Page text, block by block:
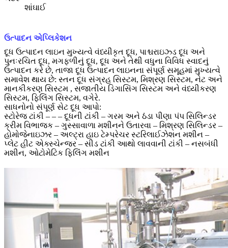
શાંઘાઈ
ઉત્પાદન એપ્લિકેશન
દૂધ ઉત્પાદન લાઇન મુખ્યત્વે વંધ્યીકૃત દૂધ, પાશ્ચરાઇઝ્ડ દૂધ અને
પુનઃરચિત દૂધ, મગફળીનું દૂધ, દૂધ અને તેથી વધુના વિવિધ સ્વાદનું
ઉત્પાદન કરે છે, તાજા દૂધ ઉત્પાદન લાઇનના સંપૂર્ણ સમૂહમાં મુખ્યત્વે
સમાવેશ થાય છે: સ્તન દૂધ સંગ્રહ સિસ્ટમ, મિશ્રણ સિસ્ટમ, નેટ અને
માનકીકરણ સિસ્ટમ , સજાતીય ડિગાસિંગ સિસ્ટમ અને વંધ્યીકરણ
સિસ્ટમ, ફિલિંગ સિસ્ટમ, વગેરે.
સાધનોનો સંપૂર્ણ સેટ દૂધ આપો:
સ્ટોરેજ ટાંકી – – – દૂધની ટાંકી – ગરમ અને ઠંડા પીણા પંપ સિલિન્ડર
ક્રીમ વિભાજક – ગુસ્સાવાળા મશીનને ઉતારવા – મિશ્રણ સિલિન્ડર –
હોમોજેનાઇઝર – અલ્ટ્રા હાઇ ટેમ્પરેચર સ્ટરિલાઈઝેશન મશીન –
પ્લેટ હીટ એક્સ્ચેન્જર – સીડ ટાંકી આથો લાવવાની ટાંકી – નસબંધી
મશીન, ઓટોમેટિક ફિલિંગ મશીન